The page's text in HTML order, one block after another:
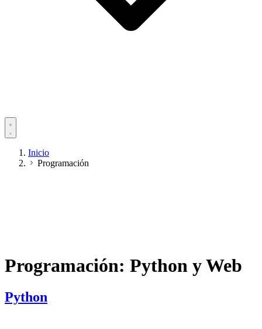
Inicio
Programación
Programación: Python y Web
Python